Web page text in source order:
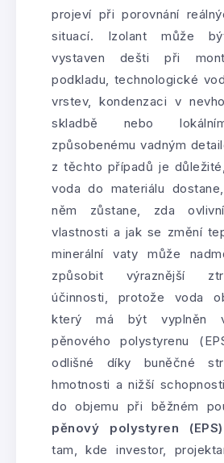
projeví při porovnání
situací. Izolant může
vystaven dešti při
podkladu, technologické
vrstev, kondenzaci v
skladbě nebo
způsobenému vadným
z těchto případů je
voda do materiálu
něm zůstane, zda
vlastnosti a jak se změní
minerální vaty může
způsobit výraznější
účinnosti, protože voda
který má být vyplněn
pěnového polystyrenu
odlišné díky buněčné
hmotnosti a nižší
do objemu při běžném
pěnový polystyren (EPS)
tam, kde investor,